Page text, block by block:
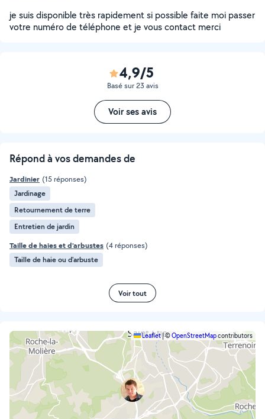
je suis disponible très rapidement si possible faite moi passer
votre numéro de téléphone et je vous contact merci
4,9/5
Basé sur 23 avis
Voir ses avis
Répond à vos demandes de
Jardinier (15 réponses)
Jardinage
Retournement de terre
Entretien de jardin
Taille de haies et d'arbustes (4 réponses)
Taille de haie ou d'arbuste
Voir tout
Leaflet |©OpenStreetMapcontributors